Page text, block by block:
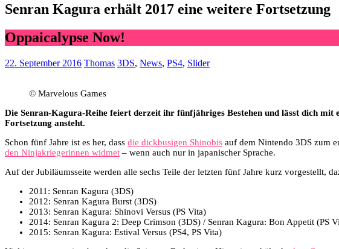
Senran Kagura erhält 2017 eine weitere Fortsetzung
Oppaicalypse Now!
22. September 2016 Thomas 3DS, News, PS4, Slider
© Marvelous Games
Die Senran-Kagura-Reihe feiert derzeit ihr fünfjähriges Bestehen und lässt dich mit
Fortsetzung ansteht.
Schon fünf Jahre ist es her, dass die dickbusigen Shinobis auf dem Nintendo 3DS zum
den Ninjakriegerinnen widmet – wenn auch nur in japanischer Sprache.
Auf der Jubiläumsseite werden alle sechs Teile der letzten fünf Jahre kurz vorgestellt,
2011: Senran Kagura (3DS)
2012: Senran Kagura Burst (3DS)
2013: Senran Kagura: Shinovi Versus (PS Vita)
2014: Senran Kagura 2: Deep Crimson (3DS) / Senran Kagura: Bon Appetit (PS
2015: Senran Kagura: Estival Versus (PS4, PS Vita)